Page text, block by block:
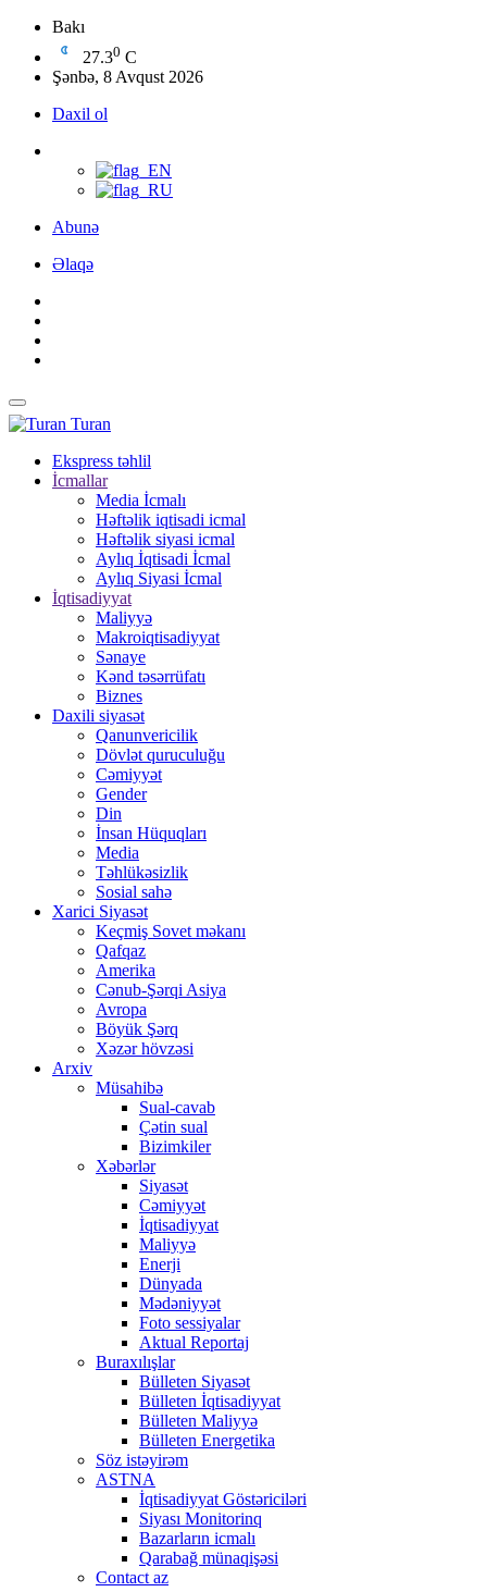
Bakı
27.30 C
Şənbə, 8 Avqust 2026
Daxil ol
Abunə
Əlaqə
Turan
Ekspress təhlil
İcmallar
Media İcmalı
Həftəlik iqtisadi icmal
Həftəlik siyasi icmal
Aylıq İqtisadi İcmal
Aylıq Siyasi İcmal
İqtisadiyyat
Maliyyə
Makroiqtisadiyyat
Sənaye
Kənd təsərrüfatı
Biznes
Daxili siyasət
Qanunvericilik
Dövlət quruculuğu
Cəmiyyət
Gender
Din
İnsan Hüquqları
Media
Təhlükəsizlik
Sosial sahə
Xarici Siyasət
Keçmiş Sovet məkanı
Qafqaz
Amerika
Cənub-Şərqi Asiya
Avropa
Böyük Şərq
Xəzər hövzəsi
Arxiv
Müsahibə
Sual-cavab
Çətin sual
Bizimkiler
Xəbərlər
Siyasət
Cəmiyyət
İqtisadiyyat
Maliyyə
Enerji
Dünyada
Mədəniyyət
Foto sessiyalar
Aktual Reportaj
Buraxılışlar
Bülleten Siyasət
Bülleten İqtisadiyyat
Bülleten Maliyyə
Bülleten Energetika
Söz istəyirəm
ASTNA
İqtisadiyyat Göstəriciləri
Siyası Monitorinq
Bazarların icmalı
Qarabağ münaqişəsi
Contact az